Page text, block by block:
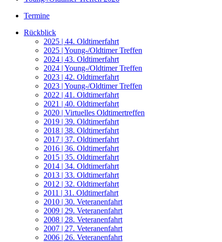
Termine
Rückblick
2025 | 44. Oldtimerfahrt
2025 | Young-/Oldtimer Treffen
2024 | 43. Oldtimerfahrt
2024 | Young-/Oldtimer Treffen
2023 | 42. Oldtimerfahrt
2023 | Young-/Oldtimer Treffen
2022 | 41. Oldtimerfahrt
2021 | 40. Oldtimerfahrt
2020 | Virtuelles Oldtimertreffen
2019 | 39. Oldtimerfahrt
2018 | 38. Oldtimerfahrt
2017 | 37. Oldtimerfahrt
2016 | 36. Oldtimerfahrt
2015 | 35. Oldtimerfahrt
2014 | 34. Oldtimerfahrt
2013 | 33. Oldtimerfahrt
2012 | 32. Oldtimerfahrt
2011 | 31. Oldtimerfahrt
2010 | 30. Veteranenfahrt
2009 | 29. Veteranenfahrt
2008 | 28. Veteranenfahrt
2007 | 27. Veteranenfahrt
2006 | 26. Veteranenfahrt